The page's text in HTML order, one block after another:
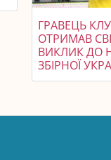
ГРАВЕЦЬ
ОТРИМАВ
ВИКЛИК ДО
ЗБІРНОЇ